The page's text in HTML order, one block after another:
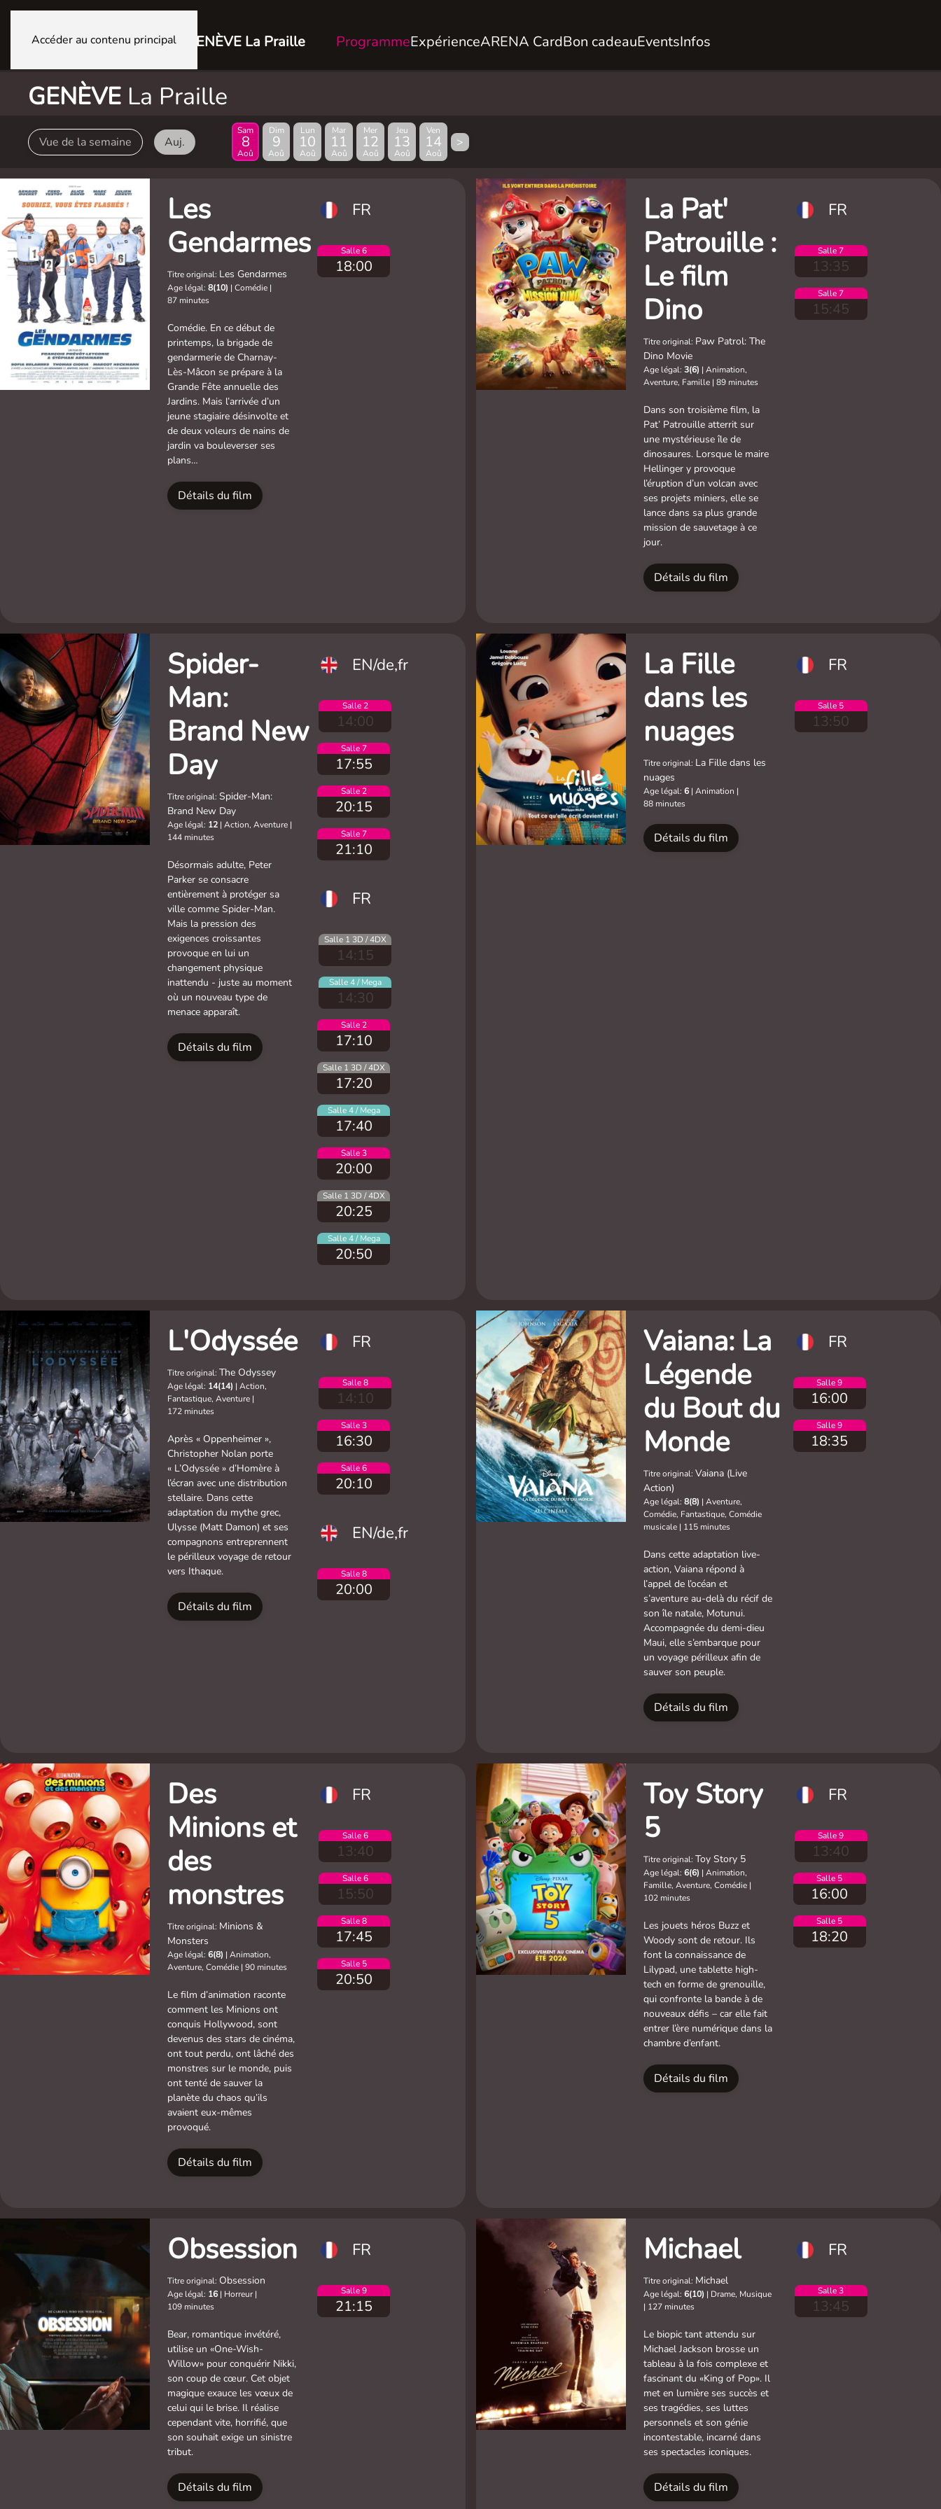
Accéder au contenu principal GENÈVE La Praille ProgrammeExpérienceARENA CardBon cadeauEventsInfos
GENÈVE La Praille
Vue de la semaine Auj.
Sam
8
Aoû
Dim
9
Aoû
Lun
10
Aoû
Mar
11
Aoû
Mer
12
Aoû
Jeu
13
Aoû
Ven
14
Aoû
>
Les
Gendarmes
Titre original: Les Gendarmes
Age légal: 8(10) | Comédie |
87 minutes
Comédie. En ce début de
printemps, la brigade de
gendarmerie de Charnay-
Lès-Mâcon se prépare à la
Grande Fête annuelle des
Jardins. Mais l’arrivée d’un
jeune stagiaire désinvolte et
de deux voleurs de nains de
jardin va bouleverser ses
plans…
Détails du film
FR
Salle 6
18:00
La Pat'
Patrouille :
Le film
Dino
Titre original: Paw Patrol: The
Dino Movie
Age légal: 3(6) | Animation,
Aventure, Famille | 89 minutes
Dans son troisième film, la
Pat’ Patrouille atterrit sur
une mystérieuse île de
dinosaures. Lorsque le maire
Hellinger y provoque
l’éruption d’un volcan avec
ses projets miniers, elle se
lance dans sa plus grande
mission de sauvetage à ce
jour.
Détails du film
FR
Salle 7
13:35
Salle 7
15:45
Spider-
Man:
Brand New
Day
Titre original: Spider-Man:
Brand New Day
Age légal: 12 | Action, Aventure |
144 minutes
Désormais adulte, Peter
Parker se consacre
entièrement à protéger sa
ville comme Spider-Man.
Mais la pression des
exigences croissantes
provoque en lui un
changement physique
inattendu - juste au moment
où un nouveau type de
menace apparaît.
Détails du film
EN/de,fr
Salle 2
14:00
Salle 7
17:55
Salle 2
20:15
Salle 7
21:10
FR
Salle 1 3D / 4DX
14:15
Salle 4 / Mega
14:30
Salle 2
17:10
Salle 1 3D / 4DX
17:20
Salle 4 / Mega
17:40
Salle 3
20:00
Salle 1 3D / 4DX
20:25
Salle 4 / Mega
20:50
La Fille
dans les
nuages
Titre original: La Fille dans les
nuages
Age légal: 6| Animation |
88 minutes
Détails du film
FR
Salle 5
13:50
L'Odyssée
Titre original: The Odyssey
Age légal: 14(14) | Action,
Fantastique, Aventure |
172 minutes
Après « Oppenheimer »,
Christopher Nolan porte
« L’Odyssée » d’Homère à
l’écran avec une distribution
stellaire. Dans cette
adaptation du mythe grec,
Ulysse (Matt Damon) et ses
compagnons entreprennent
le périlleux voyage de retour
vers Ithaque.
Détails du film
FR
Salle 8
14:10
Salle 3
16:30
Salle 6
20:10
EN/de,fr
Salle 8
20:00
Vaiana: La
Légende
du Bout du
Monde
Titre original: Vaiana (Live
Action)
Age légal: 8(8) | Aventure,
Comédie, Fantastique, Comédie
musicale | 115 minutes
Dans cette adaptation live-
action, Vaiana répond à
l’appel de l’océan et
s’aventure au-delà du récif de
son île natale, Motunui.
Accompagnée du demi-dieu
Maui, elle s’embarque pour
un voyage périlleux afin de
sauver son peuple.
Détails du film
FR
Salle 9
16:00
Salle 9
18:35
Des
Minions et
des
monstres
Titre original: Minions &
Monsters
Age légal: 6(8) | Animation,
Aventure, Comédie | 90 minutes
Le film d’animation raconte
comment les Minions ont
conquis Hollywood, sont
devenus des stars de cinéma,
ont tout perdu, ont lâché des
monstres sur le monde, puis
ont tenté de sauver la
planète du chaos qu’ils
avaient eux-mêmes
provoqué.
Détails du film
FR
Salle 6
13:40
Salle 6
15:50
Salle 8
17:45
Salle 5
20:50
Toy Story
5
Titre original: Toy Story 5
Age légal: 6(6) | Animation,
Famille, Aventure, Comédie |
102 minutes
Les jouets héros Buzz et
Woody sont de retour. Ils
font la connaissance de
Lilypad, une tablette high-
tech en forme de grenouille,
qui confronte la bande à de
nouveaux défis – car elle fait
entrer l’ère numérique dans la
chambre d’enfant.
Détails du film
FR
Salle 9
13:40
Salle 5
16:00
Salle 5
18:20
Obsession
Titre original: Obsession
Age légal: 16 | Horreur |
109 minutes
Bear, romantique invétéré,
utilise un «One-Wish-
Willow» pour conquérir Nikki,
son coup de cœur. Cet objet
magique exauce les vœux de
celui qui le brise. Il réalise
cependant vite, horrifié, que
son souhait exige un sinistre
tribut.
Détails du film
FR
Salle 9
21:15
Michael
Titre original: Michael
Age légal: 6(10) | Drame, Musique
| 127 minutes
Le biopic tant attendu sur
Michael Jackson brosse un
tableau à la fois complexe et
fascinant du «King of Pop». Il
met en lumière ses succès et
ses tragédies, ses luttes
personnels et son génie
incontestable, incarné dans
ses spectacles iconiques.
Détails du film
FR
Salle 3
13:45